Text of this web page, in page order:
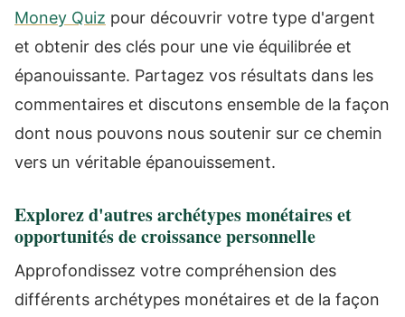
Money Quiz pour découvrir votre type d'argent
et obtenir des clés pour une vie équilibrée et
épanouissante. Partagez vos résultats dans les
commentaires et discutons ensemble de la façon
dont nous pouvons nous soutenir sur ce chemin
vers un véritable épanouissement.
Explorez d'autres archétypes monétaires et
opportunités de croissance personnelle
Approfondissez votre compréhension des
différents archétypes monétaires et de la façon